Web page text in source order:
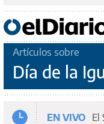
Artículos sobre
Día de la
EN VIVO El